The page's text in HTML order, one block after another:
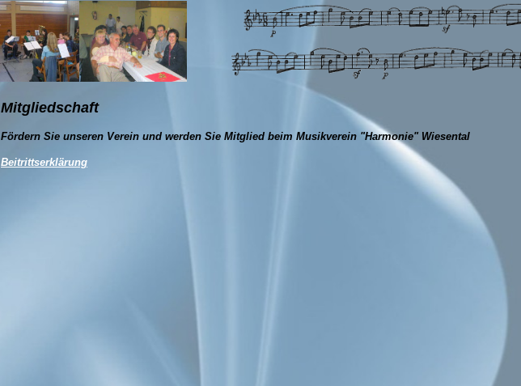
Mitgliedschaft
Fördern Sie unseren Verein und werden Sie Mitglied beim Musikverein "Harmonie" Wiesental
Beitrittserklärung